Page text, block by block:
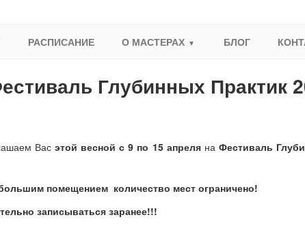
РАСПИСАНИЕ О МАСТЕРАХ БЛОГ
Глубинных Практик
Васэтой весной с 9 по 15 апреля на Фестиваль
помещением количество мест ограничено!
записываться заранее!!!